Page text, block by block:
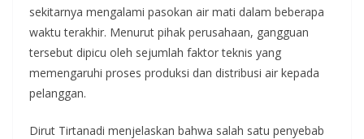
sekitarnya mengalami pasokan air mati dalam beberapa
waktu terakhir. Menurut pihak perusahaan, gangguan
tersebut dipicu oleh sejumlah faktor teknis yang
memengaruhi proses produksi dan distribusi air kepada
pelanggan.
Dirut Tirtanadi menjelaskan bahwa salah satu penyebab